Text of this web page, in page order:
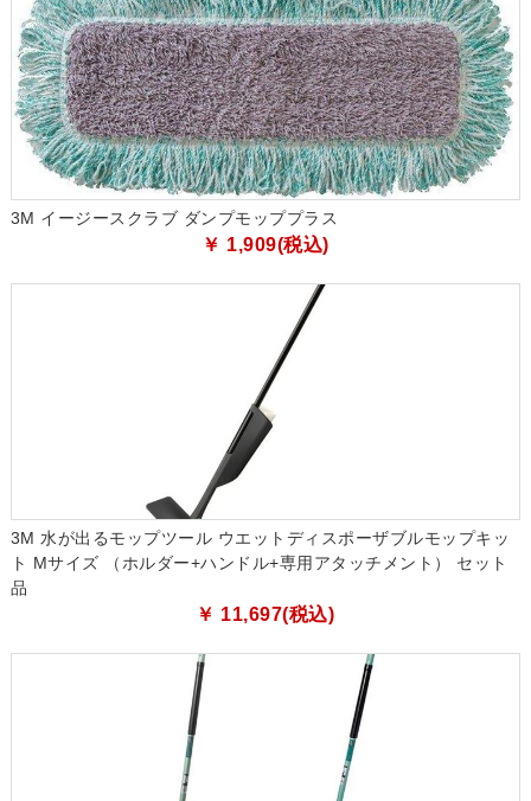
3M イージースクラブ ダンプモッププラス
￥ 1,909(税込)
3M 水が出るモップツール ウエットディスポーザブルモップキッ
ト Mサイズ （ホルダー+ハンドル+専用アタッチメント） セット
品
￥ 11,697(税込)